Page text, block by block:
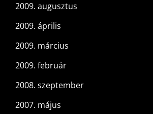
2009. augusztus
2009. április
2009. március
2009. február
2008. szeptember
2007. május